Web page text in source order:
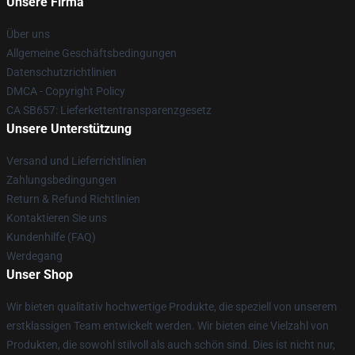
Über uns
Allgemeine Geschäftsbedingungen
Datenschutzrichtlinien
DMCA - Copyright Policy
CA SB657: Lieferkettentransparenzgesetz
Unsere Unterstützung
Versand und Lieferrichtlinien
Zahlungsbedingungen
Return & Refund Richtlinien
Kontaktieren Sie uns
Kundenhilfe (FAQ)
Werdegang
Unser Shop
Wir bieten qualitativ hochwertige Produkte, die speziell von unserem
erstklassigen Team entwickelt werden. Wir bieten eine Vielzahl von
Produkten, die sowohl stilvoll als auch schön sind. Dies ist nicht nur,